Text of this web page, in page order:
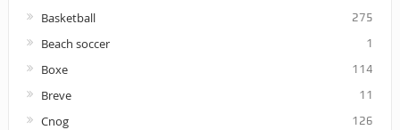
Basketball 275
Beach soccer 1
Boxe 114
Breve 11
Cnog 126